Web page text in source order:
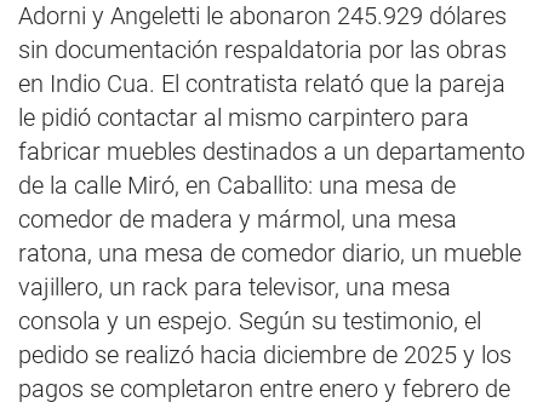
Adorni y Angeletti le abonaron 245.929 dólares
sin documentación respaldatoria por las obras
en Indio Cua. El contratista relató que la pareja
le pidió contactar al mismo carpintero para
fabricar muebles destinados a un departamento
de la calle Miró, en Caballito: una mesa de
comedor de madera y mármol, una mesa
ratona, una mesa de comedor diario, un mueble
vajillero, un rack para televisor, una mesa
consola y un espejo. Según su testimonio, el
pedido se realizó hacia diciembre de 2025 y los
pagos se completaron entre enero y febrero de